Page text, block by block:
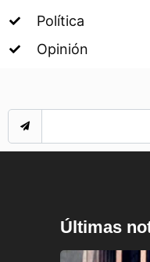
Política
Opinión
Últimas